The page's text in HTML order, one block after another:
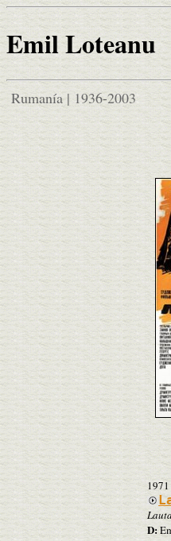
Emil Loteanu
Rumanía | 1936-2003
1971
D: